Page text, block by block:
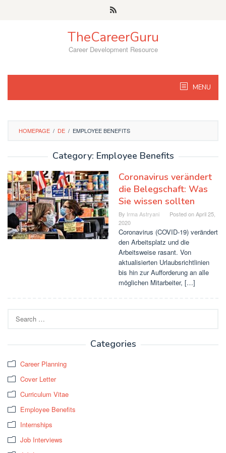
TheCareerGuru
Career Development Resource
MENU
HOMEPAGE / DE / EMPLOYEE BENEFITS
Category: Employee Benefits
Coronavirus verändert
die Belegschaft: Was
Sie wissen sollten
By Irma Astryani Posted onApril 25,
2020
Coronavirus (COVID-19) verändert
den Arbeitsplatz und die
Arbeitsweise rasant. Von
aktualisierten Urlaubsrichtlinien
bis hin zur Aufforderung an alle
möglichen Mitarbeiter, […]
for:
Categories
Career Planning
Cover Letter
Curriculum Vitae
Employee Benefits
Internships
Job Interviews